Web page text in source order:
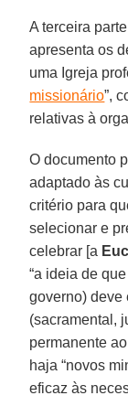
A terceira
apresenta os
uma Igreja
missionário”,
relativas à
O documento
adaptado às
critério para
selecionar e
celebrar [a
“a ideia de
governo) deve
(sacramental,
permanente
haja “novos
eficaz às